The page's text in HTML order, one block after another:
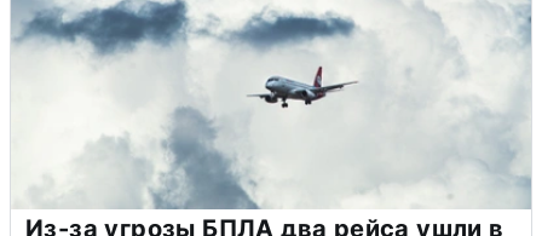
Из-за угрозы БПЛА два рейса ушли в